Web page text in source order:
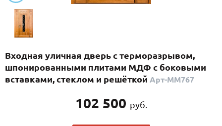
С реечным дизайном(29)
ПО НАЗНАЧЕНИЮ
ПО КОНСТРУКЦИИ
Входная уличная дверь с терморазрывом,
шпонированными плитами МДФ с боковыми
вставками, стеклом и решёткой Арт-ММ767
102 500 руб.